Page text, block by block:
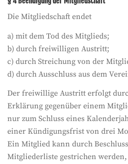
Die Mitgliedschaft endet
a) mit dem Tod des Mitglieds;
b) durch freiwilligen Austritt;
c) durch Streichung von der
d) durch Ausschluss aus dem
Der freiwillige Austritt erfolgt
Erklärung gegenüber einem
nur zum Schluss eines
einer Kündigungsfrist von drei
Ein Mitglied kann durch
Mitgliederliste gestrichen